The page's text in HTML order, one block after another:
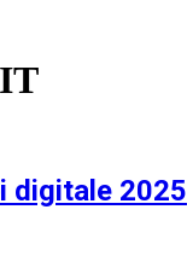
digitale 2025